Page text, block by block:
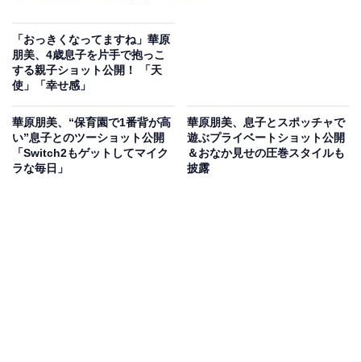
「おっきくなってますね」華原
朋美、4歳息子を片手で抱っこ
する親子ショット公開！ 「天
使」「幸せ感」
華原朋美、“保育園で1番背が高
い”息子とのツーショット公開
「Switch2もゲットしてマイク
ラな毎日」
華原朋美、息子とスポッチャで
遊ぶプライベートショット公開
＆おなか見せの圧巻スタイルも
披露